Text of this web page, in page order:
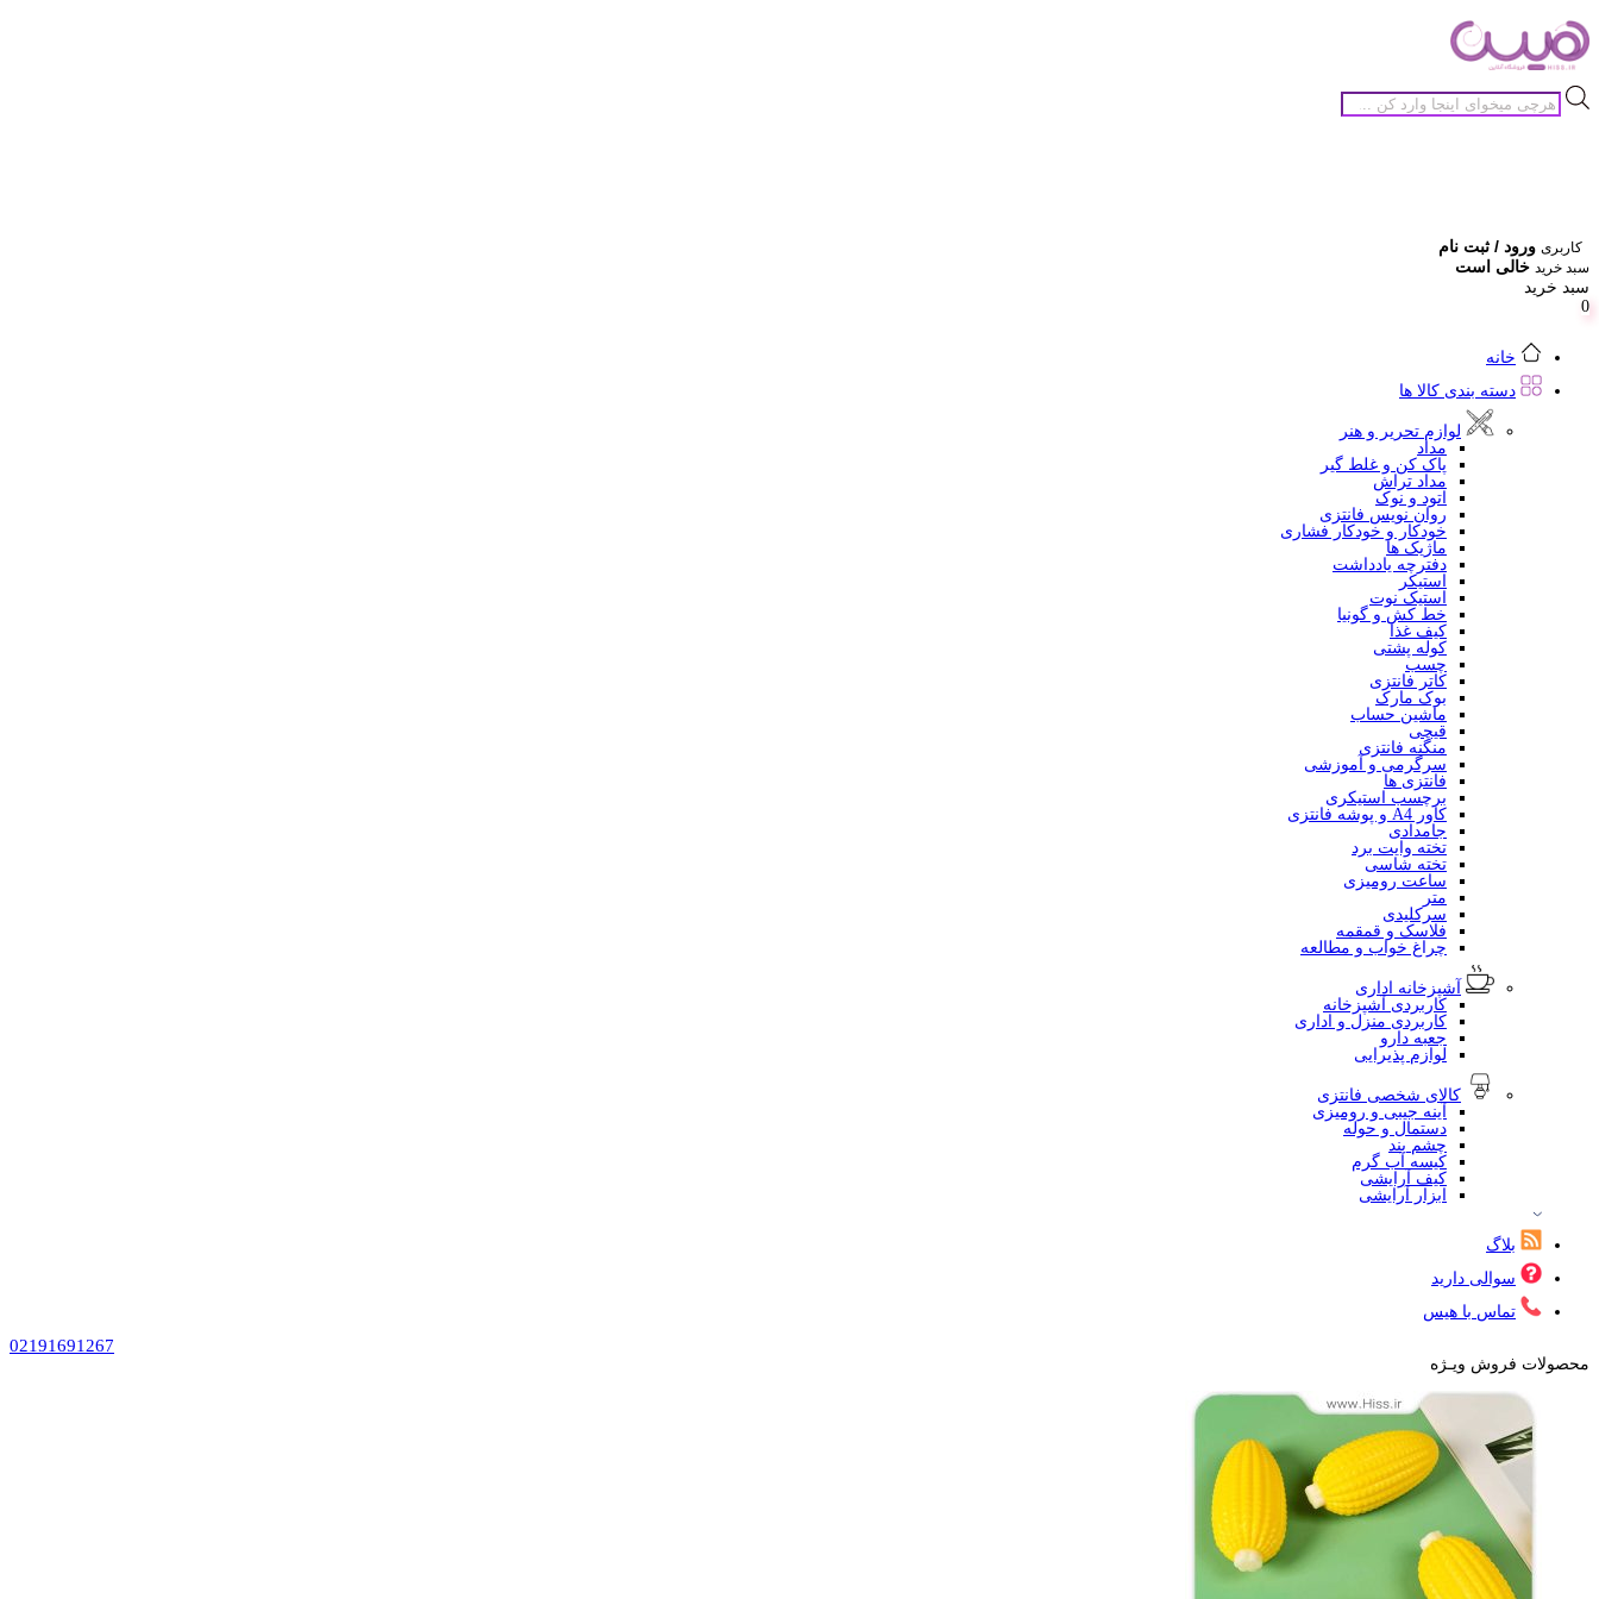
جستجوی
محصولات
کاربری ورود / ثبت نام
سبد خرید خالی است
سبد خرید
0
خانه
دسته بندی کالا ها
لوازم تحریر و هنر
مداد
پاک کن و غلط گیر
مداد تراش
اتود و نوک
روان نویس فانتزی
خودکار و خودکار فشاری
ماژیک ها
دفترچه یادداشت
استیکر
استیک نوت
خط کش و گونیا
کیف غذا
کوله پشتی
چسب
کاتر فانتزی
بوک مارک
ماشین حساب
قیچی
منگنه فانتزی
سرگرمی و آموزشی
فانتزی ها
برچسب استیکری
کاور A4 و پوشه فانتزی
جامدادی
تخته وایت برد
تخته شاسی
ساعت رومیزی
متر
سرکلیدی
فلاسک و قمقمه
چراغ خواب و مطالعه
آشپزخانه اداری
کاربردی آشپزخانه
کاربردی منزل و اداری
جعبه دارو
لوازم پذیرایی
کالای شخصی فانتزی
آینه جیبی و رومیزی
دستمال و حوله
چشم بند
کیسه آب گرم
کیف آرایشی
ابزار آرایشی
بلاگ
سوالی دارید
تماس با هیس
02191691267
محصولات فروش ویـژه